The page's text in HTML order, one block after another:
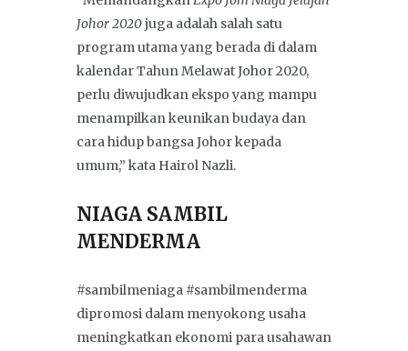
Johor 2020juga adalah salah satu
program utama yang berada di dalam
kalendar Tahun Melawat Johor 2020,
perlu diwujudkan ekspo yang mampu
menampilkan keunikan budaya dan
cara hidup bangsa Johor kepada
umum,” kata Hairol Nazli.
NIAGA SAMBIL
MENDERMA
#sambilmeniaga #sambilmenderma
dipromosi dalam menyokong usaha
meningkatkan ekonomi para usahawan